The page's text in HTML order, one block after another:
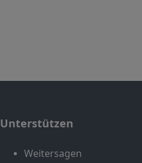
Unterstützen
Weitersagen